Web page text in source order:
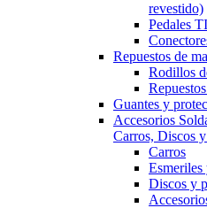
revestido)
Pedales
Repuestos de
Rodillos
Guantes y
Accesorios
Carros, Discos
Carros
Esmeriles
Discos y